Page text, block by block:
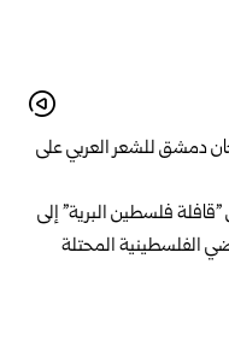
دمشق للشعر العربي على